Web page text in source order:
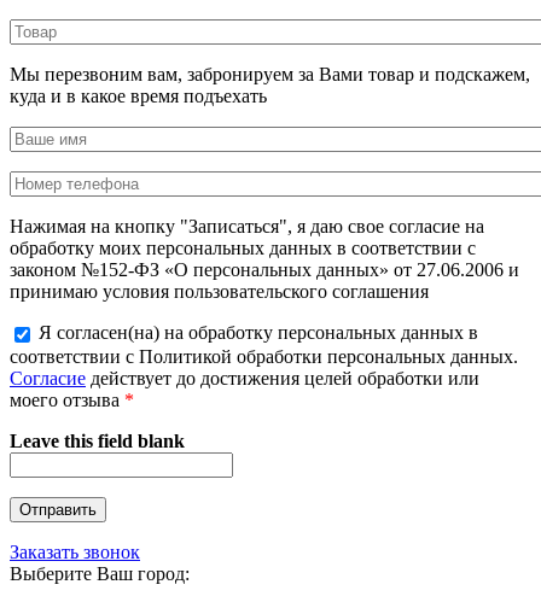
Мы перезвоним вам, забронируем за Вами товар и подскажем,
куда и в какое время подъехать
Нажимая на кнопку "Записаться", я даю свое согласие на
обработку моих персональных данных в соответствии с
законом №152-ФЗ «О персональных данных» от 27.06.2006 и
принимаю условия пользовательского соглашения
Я согласен(на) на обработку персональных данных в
соответствии с Политикой обработки персональных данных.
Согласие действует до достижения целей обработки или
моего отзыва *
Leave this field blank
Заказать звонок
Выберите Ваш город: